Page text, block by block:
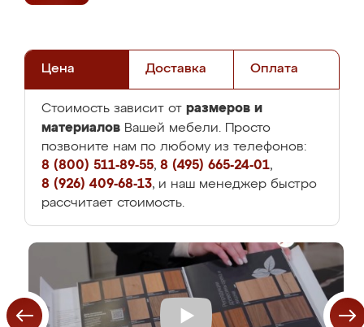
Цена Доставка Оплата
Стоимость зависит от размеров и
материалов Вашей мебели. Просто
позвоните нам по любому из телефонов:
8 (800) 511-89-55, 8 (495) 665-24-01,
8 (926) 409-68-13, и наш менеджер быстро
рассчитает стоимость.